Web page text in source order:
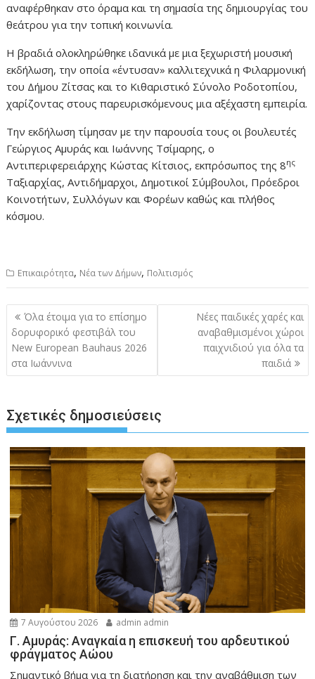
αναφέρθηκαν στο όραμα και τη σημασία της δημιουργίας του
θεάτρου για την τοπική κοινωνία.
Η βραδιά ολοκληρώθηκε ιδανικά με μια ξεχωριστή μουσική
εκδήλωση, την οποία «έντυσαν» καλλιτεχνικά η Φιλαρμονική
του Δήμου Ζίτσας και το Κιθαριστικό Σύνολο Ροδοτοπίου,
χαρίζοντας στους παρευρισκόμενους μια αξέχαστη εμπειρία.
Την εκδήλωση τίμησαν με την παρουσία τους οι βουλευτές
Γεώργιος Αμυράς και Ιωάννης Τσίμαρης, ο
Αντιπεριφερειάρχης Κώστας Κίτσιος, εκπρόσωπος της 8ης
Ταξιαρχίας, Αντιδήμαρχοι, Δημοτικοί Σύμβουλοι, Πρόεδροι
Κοινοτήτων, Συλλόγων και Φορέων καθώς και πλήθος
κόσμου.
Επικαιρότητα, Νέα των Δήμων, Πολιτισμός
Πλοήγηση
άρθρων
Όλα έτοιμα για το επίσημο
δορυφορικό φεστιβάλ του
New European Bauhaus 2026
στα Ιωάννινα
Νέες παιδικές χαρές και
αναβαθμισμένοι χώροι
παιχνιδιού για όλα τα
παιδιά
Σχετικές δημοσιεύσεις
7 Αυγούστου 2026 admin admin
Γ. Αμυράς: Αναγκαία η επισκευή του αρδευτικού
φράγματος Αώου
Σημαντικό βήμα για τη διατήρηση και την αναβάθμιση των